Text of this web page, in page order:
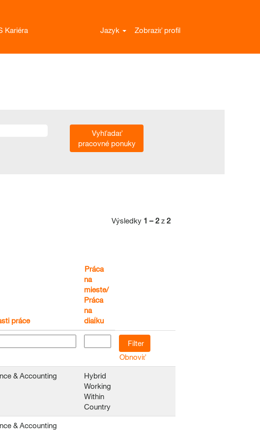
Kariéra Jazyk Zobraziť profil
Výsledky 1 – 2 z 2
práce
Práca
na
mieste/
Práca
na
diaĺku
Obnoviť
& Accounting
Hybrid
Working
Within
Country
& Accounting